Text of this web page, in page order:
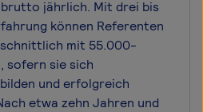
jährlich. Mit drei bis
können Referenten
mit 55.000-
sofern sie sich
und erfolgreich
etwa zehn Jahren und